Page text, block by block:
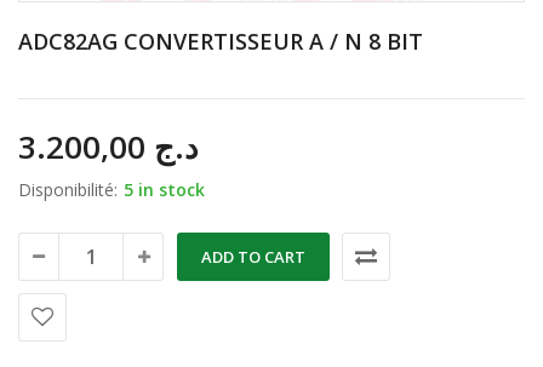
ADC82AG CONVERTISSEUR A / N 8 BIT
د.ج
Disponibilité: 5 in stock
ADD TO CART